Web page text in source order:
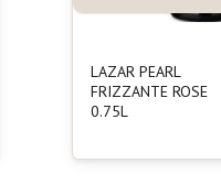
LAZAR PEARL
FRIZZANTE ROSE
0.75L